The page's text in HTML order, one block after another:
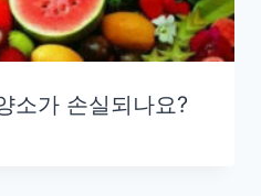
소가 손실되나요?